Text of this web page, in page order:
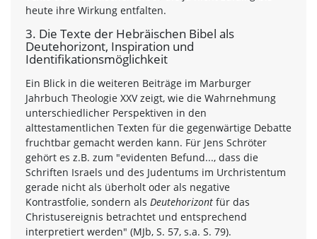
heute ihre Wirkung entfalten.
3. Die Texte der Hebräischen Bibel als
Deutehorizont, Inspiration und
Identifikationsmöglichkeit
Ein Blick in die weiteren Beiträge im Marburger
Jahrbuch Theologie XXV zeigt, wie die Wahrnehmung
unterschiedlicher Perspektiven in den
alttestamentlichen Texten für die gegenwärtige Debatte
fruchtbar gemacht werden kann. Für Jens Schröter
gehört es z.B. zum "evidenten Befund..., dass die
Schriften Israels und des Judentums im Urchristentum
gerade nicht als überholt oder als negative
Kontrastfolie, sondern als Deutehorizont für das
Christusereignis betrachtet und entsprechend
interpretiert werden" (MJb, S. 57, s.a. S. 79).